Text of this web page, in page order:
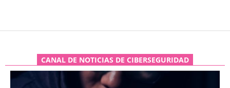
CANAL DE NOTICIAS DE CIBERSEGURIDAD